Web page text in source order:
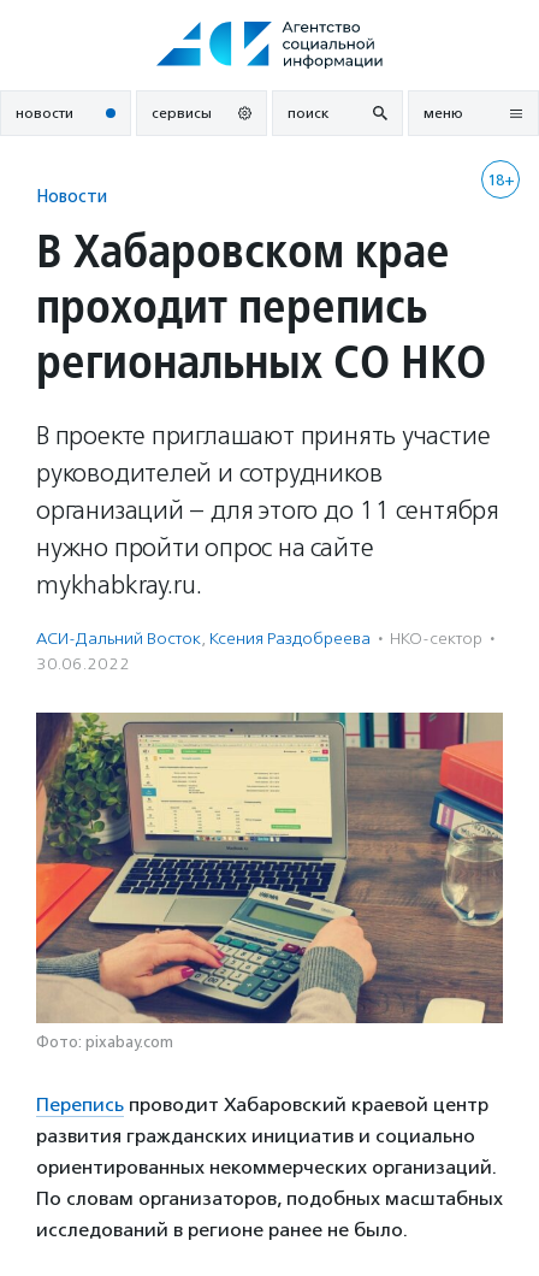
новости сервисы поиск меню
18+
Новости
В Хабаровском крае
проходит перепись
региональных СО НКО
В проекте приглашают принять участие
руководителей и сотрудников
организаций – для этого до 11 сентября
нужно пройти опрос на сайте
mykhabkray.ru.
АСИ-Дальний Восток, Ксения Раздобреева · НКО-сектор ·
30.06.2022
Фото: pixabay.com
Перепись проводит Хабаровский краевой центр
развития гражданских инициатив и социально
ориентированных некоммерческих организаций.
По словам организаторов, подобных масштабных
исследований в регионе ранее не было.